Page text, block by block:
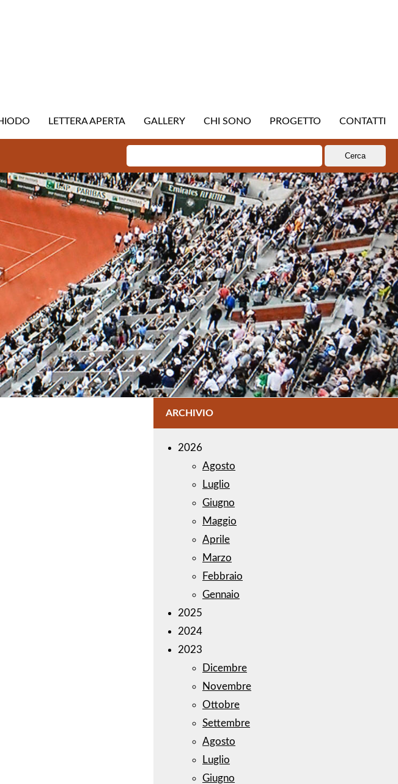
LETTERA APERTA GALLERY CHI SONO PROGETTO CONTATTI
per:
ARCHIVIO
2026
Agosto
Luglio
Giugno
Maggio
Aprile
Marzo
Febbraio
Gennaio
2025
2024
2023
Dicembre
Novembre
Ottobre
Settembre
Agosto
Luglio
Giugno